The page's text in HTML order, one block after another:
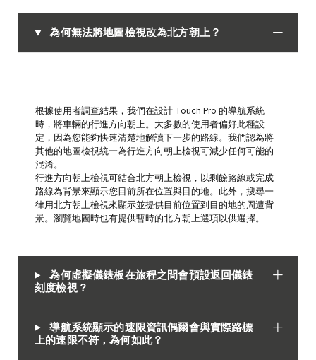
為何無法將地圖檢視改為北方朝上？
根據使用者調查結果，我們在設計 Touch Pro 的導航系統
時，將車輛的行進方向朝上。大多數的使用者偏好此種設
定，因為您能夠快速清楚地解讀下一步的路線。我們認為將
其他的地圖檢視統一為行進方向朝上檢視可減少任何可能的
混淆。
行進方向朝上檢視可結合北方朝上檢視，以剩餘路線或完成
路線為背景來顯示您目前所在位置與目的地。此外，搜尋一
律用北方朝上檢視來顯示並提供目前位置到目的地的周遭背
景。瀏覽地圖時也有提供暫時的北方朝上選項以供選擇。
為何虛擬儀錶板在旅程之間會預設返回儀錶
刻度檢視？
導航系統顯示的速限資訊偶爾會與實際路標
上的速限不符，為何如此？